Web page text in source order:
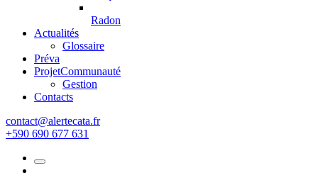
Radon
Actualités
Glossaire
Préva
ProjetCommunauté
Gestion
Contacts
rf.atacetrela@tcatnoc
+590 690 677 631